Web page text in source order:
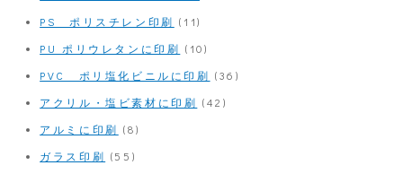
PS ポリスチレン印刷 (11)
PU ポリウレタンに印刷 (10)
PVC ポリ塩化ビニルに印刷 (36)
アクリル・塩ビ素材に印刷 (42)
アルミに印刷 (8)
ガラス印刷 (55)